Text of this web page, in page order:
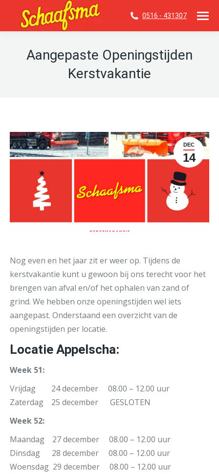
0516 - 431307
Aangepaste Openingstijden
Kerstvakantie
DEC
14
Nog even en het jaar zit er weer op. Tijdens de
kerstvakantie kunt u gewoon bij ons terecht voor het
brengen van afval en/of het ophalen van zand of
grind. We hebben onze openingstijden wel iets
aangepast. Onderstaand een overzicht van de
openingstijden per locatie.
Locatie Appelscha:
Week 51:
Vrijdag 24 december 08.00 – 12.00 uur
Zaterdag 25 december GESLOTEN
Week 52:
Maandag 27 december 08.00 – 12.00 uur
Dinsdag 28 december 08.00 – 12.00 uur
Woensdag 29 december 08.00 – 12.00 uur